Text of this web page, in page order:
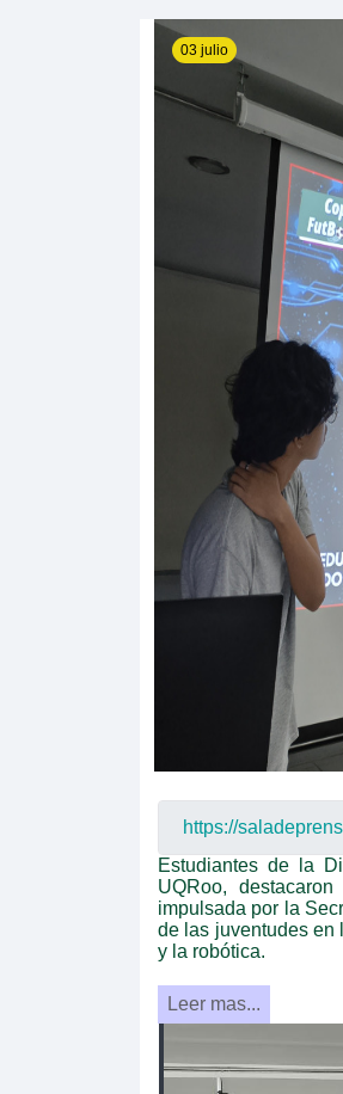
03 julio
Estudiantes de la
UQRoo,
impulsada por la
de las juventudes en
y la robótica.
Leer mas...